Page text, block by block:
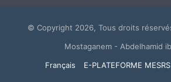
© Copyright 2026, Tous droits
Mostaganem - Abdelhamid
Français
E-PLATEFORME MESRS